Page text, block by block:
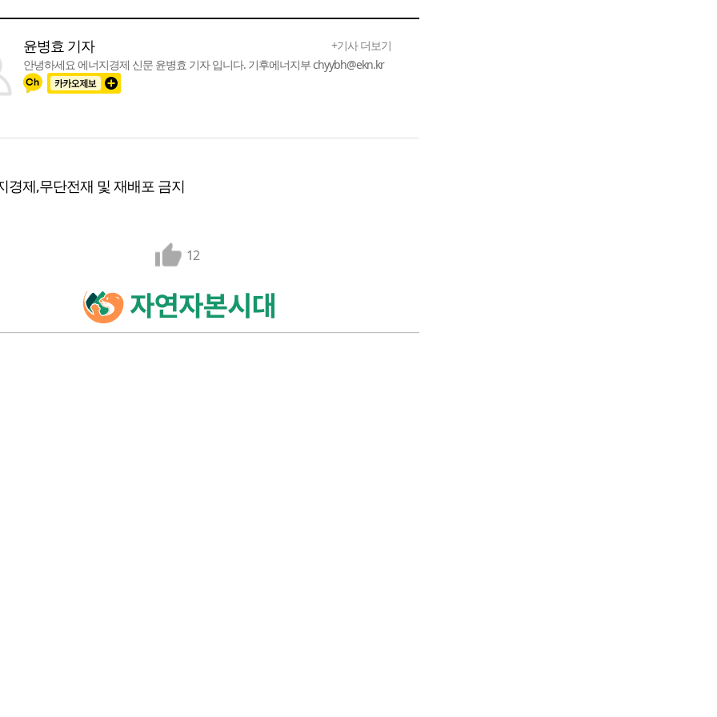
윤병효 기자
+기사 더보기
안녕하세요 에너지경제 신문 윤병효 기자 입니다. 기후에너지부 chyybh@ekn.kr
제,무단전재 및 재배포 금지
12